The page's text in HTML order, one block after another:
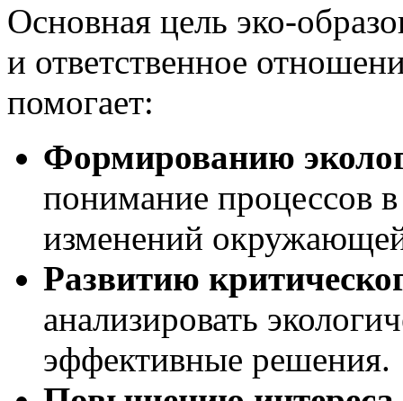
Основная цель эко-
и ответственное
помогает:
Формированию
понимание процессов
изменений
Развитию
анализировать
эффективные решения.